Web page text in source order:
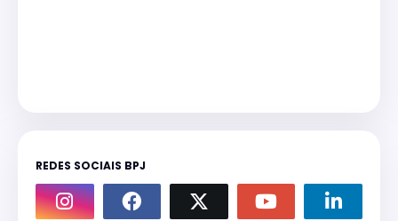
REDES SOCIAIS BPJ